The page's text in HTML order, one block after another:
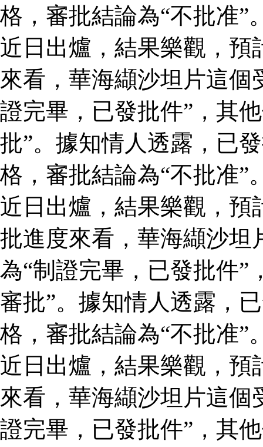
格，審批結論為“不批准”
近日出爐，結果樂觀，預
來看，華海纈沙坦片這個
證完畢，已發批件”，其
批”。據知情人透露，已
格，審批結論為“不批准”
近日出爐，結果樂觀，
批進度來看，華海纈沙坦
為“制證完畢，已發批件”
審批”。據知情人透露，
格，審批結論為“不批准”
近日出爐，結果樂觀，預
來看，華海纈沙坦片這個
證完畢，已發批件”，其